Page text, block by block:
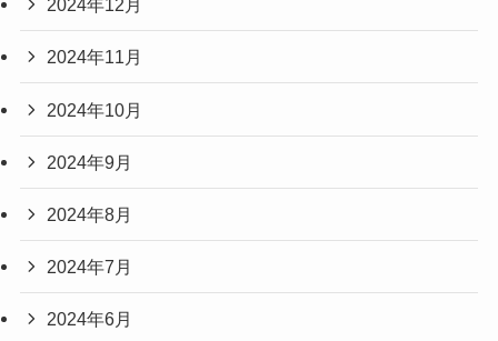
2024年12月
2024年11月
2024年10月
2024年9月
2024年8月
2024年7月
2024年6月